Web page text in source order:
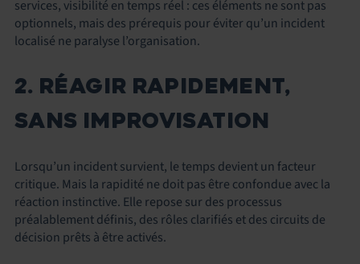
services, visibilité en temps réel : ces éléments ne sont pas
optionnels, mais des prérequis pour éviter qu’un incident
localisé ne paralyse l’organisation.
2. RÉAGIR RAPIDEMENT,
SANS IMPROVISATION
Lorsqu’un incident survient, le temps devient un facteur
critique. Mais la rapidité ne doit pas être confondue avec la
réaction instinctive. Elle repose sur des processus
préalablement définis, des rôles clarifiés et des circuits de
décision prêts à être activés.